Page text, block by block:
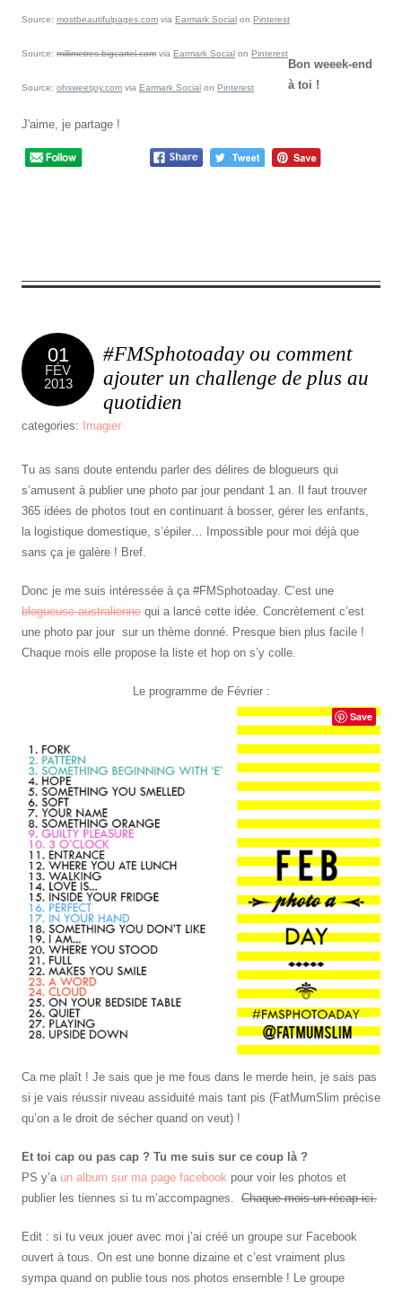
Source: mostbeautifulpages.com via Earmark Social on Pinterest
Source: millimetres.bigcartel.com via Earmark Social on Pinterest
Source: ohsweetjoy.com via Earmark Social on Pinterest
Bon weeek-end
à toi !
J'aime, je partage !
01
FÉV
2013
#FMSphotoaday ou comment
ajouter un challenge de plus au
quotidien
categories: Imagier
Tu as sans doute entendu parler des délires de blogueurs qui
s’amusent à publier une photo par jour pendant 1 an. Il faut trouver
365 idées de photos tout en continuant à bosser, gérer les enfants,
la logistique domestique, s’épiler… Impossible pour moi déjà que
sans ça je galère ! Bref.
Donc je me suis intéressée à ça #FMSphotoaday. C’est une
blogueuse australienne qui a lancé cette idée. Concrètement c’est
une photo par jour sur un thème donné. Presque bien plus facile !
Chaque mois elle propose la liste et hop on s’y colle.
Le programme de Février :
Save
Ca me plaît ! Je sais que je me fous dans le merde hein, je sais pas
si je vais réussir niveau assiduité mais tant pis (FatMumSlim précise
qu’on a le droit de sécher quand on veut) !
Et toi cap ou pas cap ? Tu me suis sur ce coup là ?
PS y’a un album sur ma page facebook pour voir les photos et
publier les tiennes si tu m’accompagnes. Chaque mois un récap ici.
Edit : si tu veux jouer avec moi j’ai créé un groupe sur Facebook
ouvert à tous. On est une bonne dizaine et c’est vraiment plus
sympa quand on publie tous nos photos ensemble ! Le groupe